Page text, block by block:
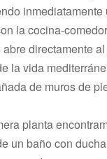
la cocina-
directamente
la vida
de muros de
planta
un baño con